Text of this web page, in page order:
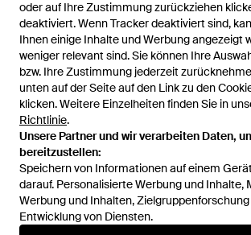
oder auf Ihre Zustimmung zurückziehen
deaktiviert. Wenn Tracker deaktiviert sind,
Ihnen einige Inhalte und Werbung angezeigt
weniger relevant sind. Sie können Ihre
bzw. Ihre Zustimmung jederzeit
unten auf der Seite auf den Link zu den
klicken. Weitere Einzelheiten finden Sie in
Richtlinie.
Unsere Partner und wir verarbeiten Daten,
bereitzustellen:
Speichern von Informationen auf einem
darauf. Personalisierte Werbung und Inhalte,
Werbung und Inhalten,
Entwicklung von Diensten.
4
Zuvor verkauft bei: